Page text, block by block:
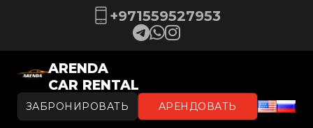
+971559527953
ARENDA
CAR RENTAL
ЗАБРОНИРОВАТЬ АРЕНДОВАТЬ